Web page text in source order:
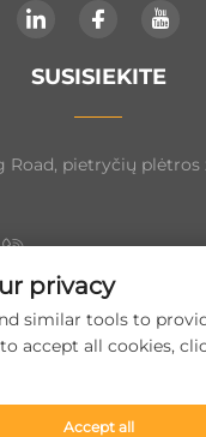
SUSISIEKITE
Road, pietryčių plėtros
+86-19906239903
[email protected]
+86-13852981437
privacy
similar tools to
accept all cookies,
Accept all